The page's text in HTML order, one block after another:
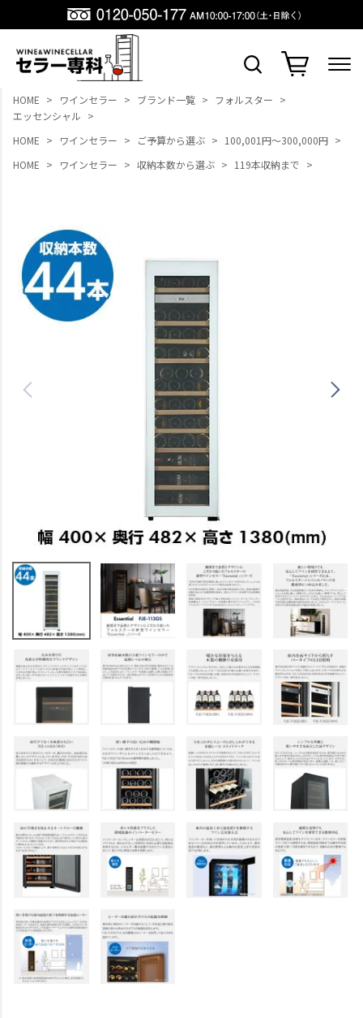
HOME ワインセラー ブランド一覧
フォルスター
エッセンシャル
HOME
ワインセラー ご予算から選ぶ
100,001円～300,000円
HOME
ワインセラー 収納本数から選ぶ 119本収納まで